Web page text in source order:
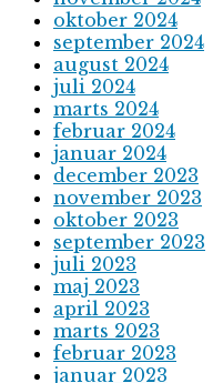
oktober 2024
september 2024
august 2024
juli 2024
marts 2024
februar 2024
januar 2024
december 2023
november 2023
oktober 2023
september 2023
juli 2023
maj 2023
april 2023
marts 2023
februar 2023
januar 2023